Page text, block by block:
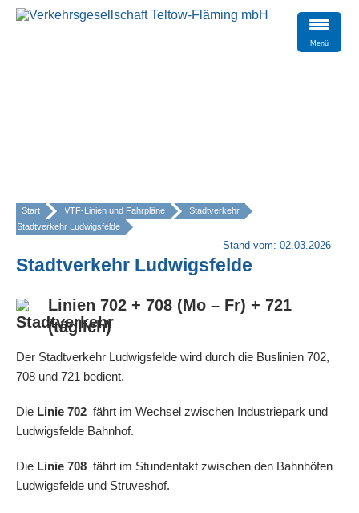
Start VTF-Linien und Fahrpläne
Stadtverkehr
Stadtverkehr Ludwigsfelde
»
Stand vom: 02.03.2026
Stadtverkehr Ludwigsfelde
Linien 702 + 708 (Mo – Fr) + 721
(täglich)
Der Stadtverkehr Ludwigsfelde wird durch die Buslinien 702,
708 und 721 bedient.
Die Linie 702 fährt im Wechsel zwischen Industriepark und
Ludwigsfelde Bahnhof.
Die Linie 708 fährt im Stundentakt zwischen den Bahnhöfen
Ludwigsfelde und Struveshof.
Menü